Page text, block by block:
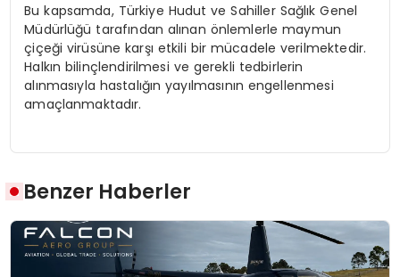
Bu kapsamda, Türkiye Hudut ve Sahiller Sağlık Genel
Müdürlüğü tarafından alınan önlemlerle maymun
çiçeği virüsüne karşı etkili bir mücadele verilmektedir.
Halkın bilinçlendirilmesi ve gerekli tedbirlerin
alınmasıyla hastalığın yayılmasının engellenmesi
amaçlanmaktadır.
Benzer Haberler